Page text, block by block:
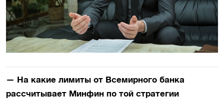
— На какие лимиты от Всемирного банка
рассчитывает Минфин по той стратегии